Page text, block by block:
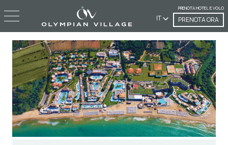
IT
PRENOTA HOTEL E VOLO
PRENOTA ORA